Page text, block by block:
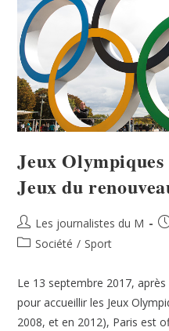
Jeux
Jeux du
Les journalistes du M
Société / Sport
Le 13 septembre 2017,
pour accueillir les Jeux
2008, et en 2012), Paris est